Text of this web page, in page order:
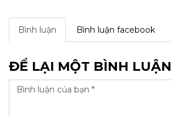
Bình luận Bình luận facebook
ĐỂ LẠI MỘT BÌNH LUẬN